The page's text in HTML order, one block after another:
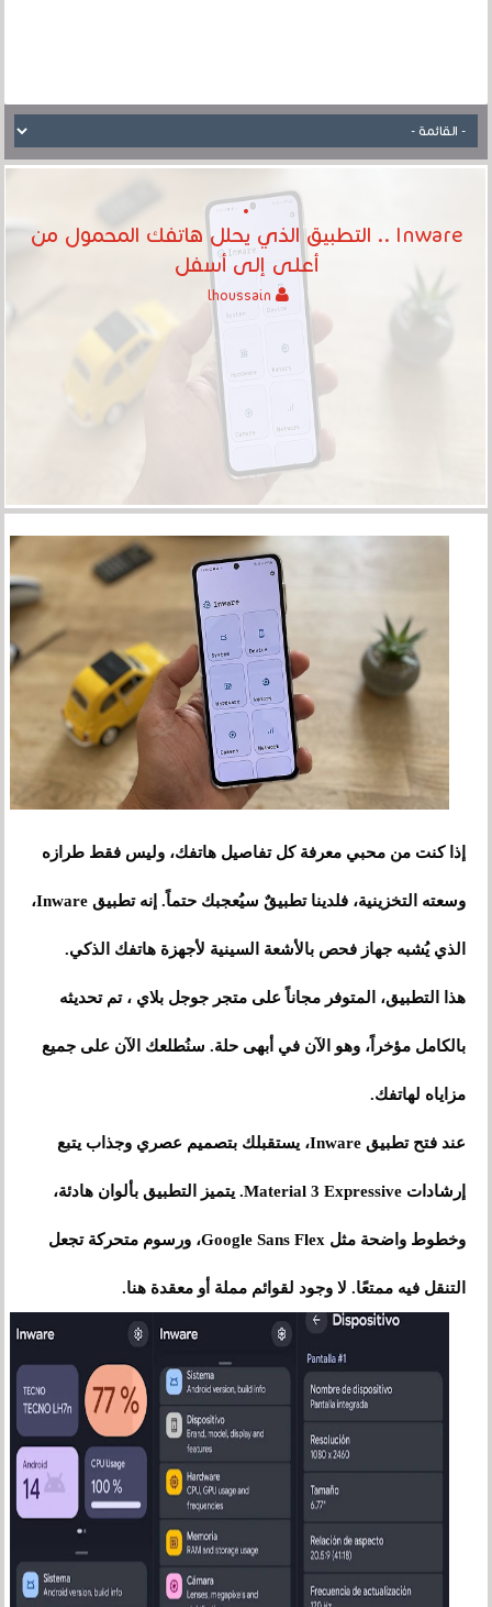
Inware .. التطبيق الذي يحلل هاتفك المحمول من
أعلى إلى أسفل
إذا كنت من محبي معرفة كل تفاصيل هاتفك، وليس فقط طرازه
وسعته التخزينية، فلدينا تطبيقٌ سيُعجبك حتماً. إنه تطبيق Inware،
الذي يُشبه جهاز فحص بالأشعة السينية لأجهزة هاتفك الذكي.
هذا التطبيق، المتوفر مجاناً على متجر جوجل بلاي ، تم تحديثه
بالكامل مؤخراً، وهو الآن في أبهى حلة. سنُطلعك الآن على جميع
مزاياه لهاتفك.
عند فتح تطبيق Inware، يستقبلك بتصميم عصري وجذاب يتبع
إرشادات Material 3 Expressive. يتميز التطبيق بألوان هادئة،
وخطوط واضحة مثل Google Sans Flex، ورسوم متحركة تجعل
التنقل فيه ممتعًا. لا وجود لقوائم مملة أو معقدة هنا.